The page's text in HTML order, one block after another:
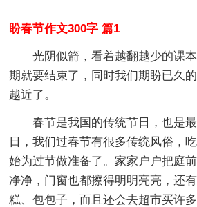
盼春节作文300字 篇1
光阴似箭，看着越翻越少的课
期就要结束了，同时我们期盼已久
越近了。
春节是我国的传统节日，也是
日，我们过春节有很多传统风俗，
始为过节做准备了。家家户户把庭
净净，门窗也都擦得明明亮亮，还
糕、包包子，而且还会去超市买许